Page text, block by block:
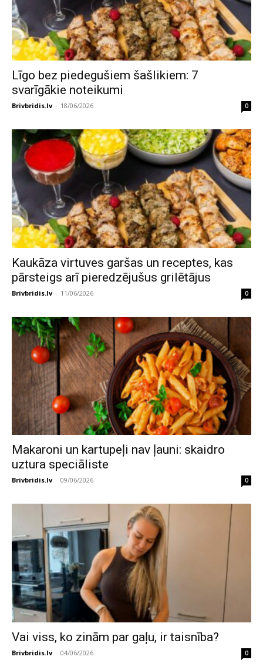
Līgo bez piedegušiem šašlikiem: 7
svarīgākie noteikumi
Brivbridis.lv - 18/06/2026 0
Kaukāza virtuves garšas un receptes, kas
pārsteigs arī pieredzējušus grilētājus
Brivbridis.lv - 11/06/2026 0
Makaroni un kartupeļi nav ļauni: skaidro
uztura speciāliste
Brivbridis.lv - 09/06/2026 0
Vai viss, ko zinām par gaļu, ir taisnība?
Brivbridis.lv - 04/06/2026 0